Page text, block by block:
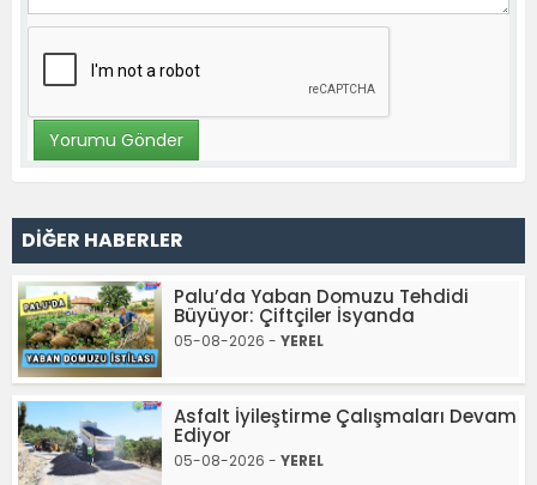
DİĞER HABERLER
Palu’da Yaban Domuzu Tehdidi
Büyüyor: Çiftçiler İsyanda
05-08-2026 - YEREL
Asfalt İyileştirme Çalışmaları Devam
Ediyor
05-08-2026 - YEREL